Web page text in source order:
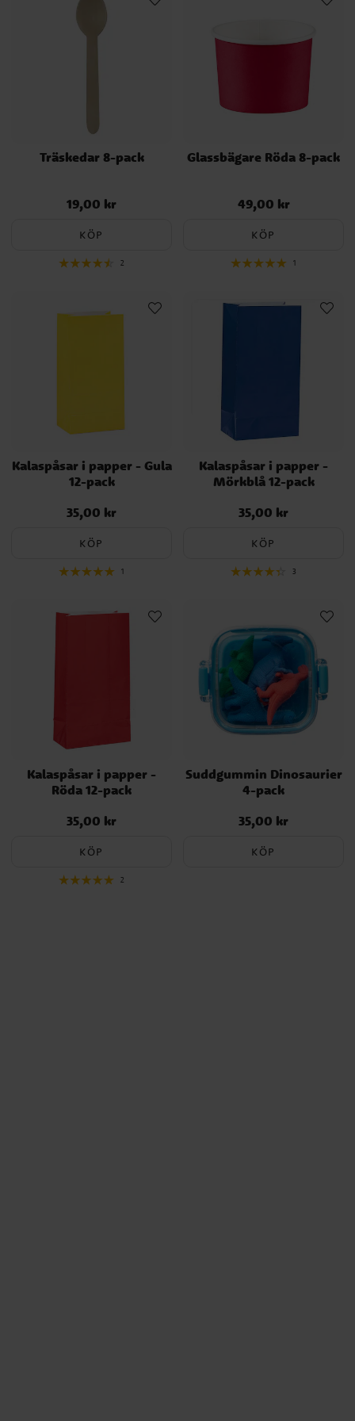
Träskedar 8-pack
Pris:19,00 kr
19,00 kr
KÖP
2
Glassbägare Röda 8-pack
Pris:49,00 kr
49,00 kr
KÖP
1
Kalaspåsar i papper - Gula
12-pack
Pris:35,00 kr
35,00 kr
KÖP
1
Kalaspåsar i papper -
Mörkblå 12-pack
Pris:35,00 kr
35,00 kr
KÖP
3
Kalaspåsar i papper -
Röda 12-pack
Pris:35,00 kr
35,00 kr
KÖP
2
Suddgummin Dinosaurier
4-pack
Pris:35,00 kr
35,00 kr
KÖP